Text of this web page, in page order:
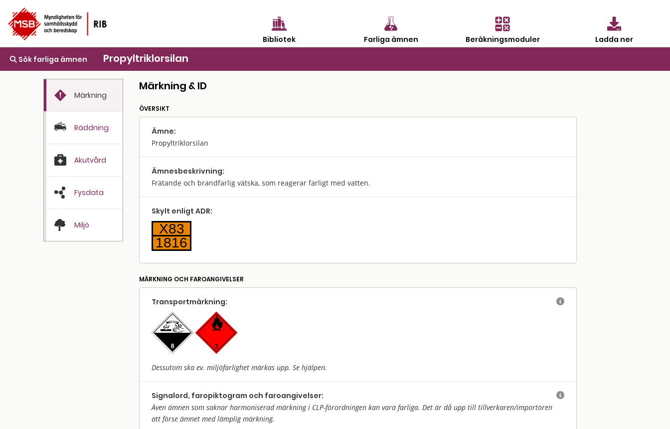
Bibliotek Farliga ämnen Beräkningsmoduler Ladda ner
Sök farliga ämnen Propyltriklorsilan
Märkning
Räddning
Akutvård
Fysdata
Miljö
Märkning & ID
ÖVERSIKT
Ämne:
Propyltriklorsilan
Ämnes­beskrivning:
Frätande och brandfarlig vätska, som reagerar farligt med vatten.
Skylt enligt ADR:
X83
1816
MÄRKNING OCH FAROANGIVELSER
Transport­märkning:
Dessutom ska ev. miljöfarlighet märkas upp. Se hjälpen.

Signalord, faropiktogram och faroangivelser:
Även ämnen som saknar harmoniserad märkning i CLP-förordningen kan vara farliga. Det är då upp till tillverkaren/importören
att förse ämnet med lämplig märkning.
